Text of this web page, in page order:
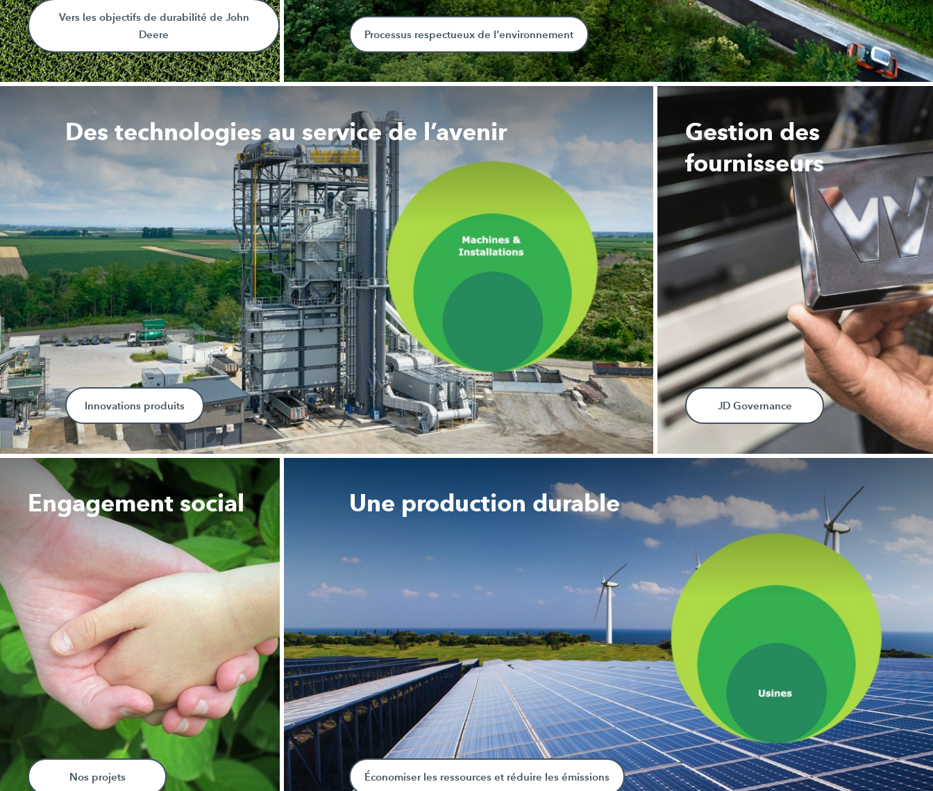
Vers les objectifs de durabilité de John
Deere
Processus respectueux de l'environnement
Des technologies au service de l’avenir
Innovations produits
Gestion des
fournisseurs
JD Governance
Engagement social
Nos projets
Une production durable
Économiser les ressources et réduire les émissions